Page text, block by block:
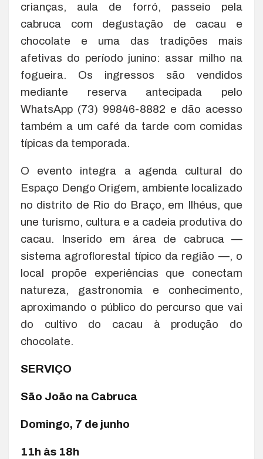
crianças, aula de forró, passeio pela
cabruca com degustação de cacau e
chocolate e uma das tradições mais
afetivas do período junino: assar milho na
fogueira. Os ingressos são vendidos
mediante reserva antecipada pelo
WhatsApp (73) 99846-8882 e dão acesso
também a um café da tarde com comidas
típicas da temporada.
O evento integra a agenda cultural do
Espaço Dengo Origem, ambiente localizado
no distrito de Rio do Braço, em Ilhéus, que
une turismo, cultura e a cadeia produtiva do
cacau. Inserido em área de cabruca —
sistema agroflorestal típico da região —, o
local propõe experiências que conectam
natureza, gastronomia e conhecimento,
aproximando o público do percurso que vai
do cultivo do cacau à produção do
chocolate.
SERVIÇO
São João na Cabruca
Domingo, 7 de junho
11h às 18h